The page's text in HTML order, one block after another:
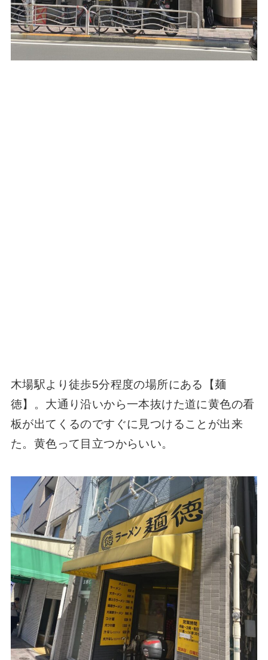
木場駅より徒歩5分程度の場所にある【麺
徳】。大通り沿いから一本抜けた道に黄色の看
板が出てくるのですぐに見つけることが出来
た。黄色って目立つからいい。